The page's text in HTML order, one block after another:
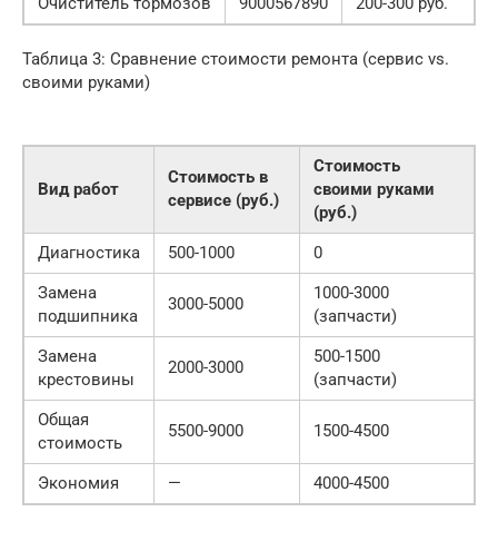
Таблица 3: Сравнение стоимости ремонта (сервис vs.
своими руками)
Вид работ
Стоимость в
сервисе (руб.)
Стоимость
своими руками
(руб.)
Диагностика
500-1000
0
Замена
подшипника
3000-5000
1000-3000
(запчасти)
Замена
крестовины
2000-3000
500-1500
(запчасти)
Общая
стоимость
5500-9000 1500-4500
Экономия — 4000-4500